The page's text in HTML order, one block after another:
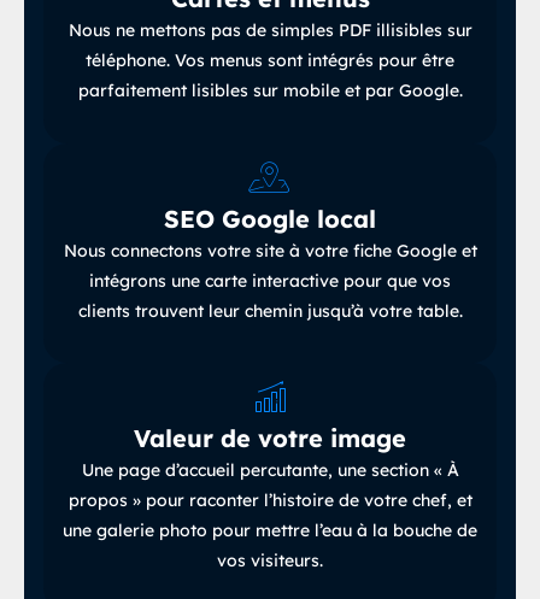
Nous ne mettons pas de simples PDF illisibles sur
téléphone. Vos menus sont intégrés pour être
parfaitement lisibles sur mobile etpar Google.
SEO Google local
Nous connectons votre site à votre fiche Google et
intégrons une carte interactive pour que vos
clients trouvent leur chemin jusqu’à votre table.
Valeur de votre image
Une page d’accueil percutante, une section « À
propos » pour raconter l’histoire de votre chef, et
une galerie photo pour mettre l’eau à la bouche de
vos visiteurs.